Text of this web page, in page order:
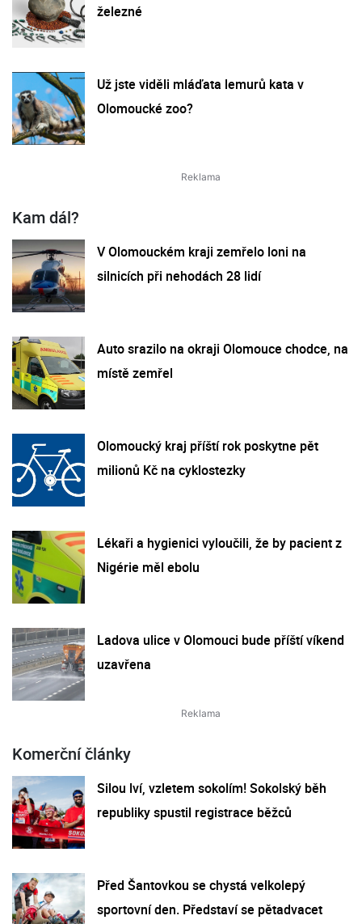
železné
Už jste viděli mláďata lemurů kata v
Olomoucké zoo?
Kam dál?
V Olomouckém kraji zemřelo loni na
silnicích při nehodách 28 lidí
Auto srazilo na okraji Olomouce chodce, na
místě zemřel
Olomoucký kraj příští rok poskytne pět
milionů Kč na cyklostezky
Lékaři a hygienici vyloučili, že by pacient z
Nigérie měl ebolu
Ladova ulice v Olomouci bude příští víkend
uzavřena
Komerční články
Silou lví, vzletem sokolím! Sokolský běh
republiky spustil registrace běžců
Před Šantovkou se chystá velkolepý
sportovní den. Představí se pětadvacet